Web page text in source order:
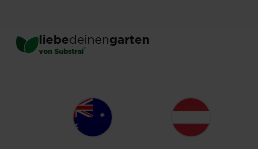
content
liebedeinengarten
von Substral®